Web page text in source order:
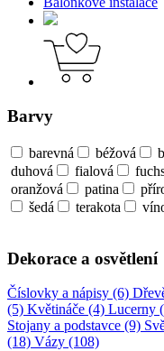
Barvy
barevná béžová
duhová
fialová
oranžová
patina
šedá
terakota
Dekorace a osvětlení
Číslovky a nápisy (6)
(5) Květináče (4) Lucerny
Stojany a podstavce (9)
(18) Vázy (108)